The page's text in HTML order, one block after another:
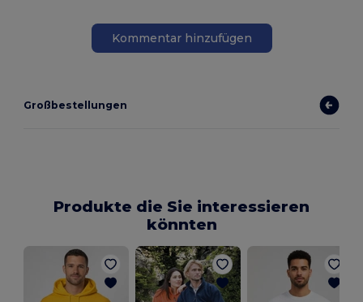
Kommentar hinzufügen
Großbestellungen
Produkte die Sie interessieren
könnten